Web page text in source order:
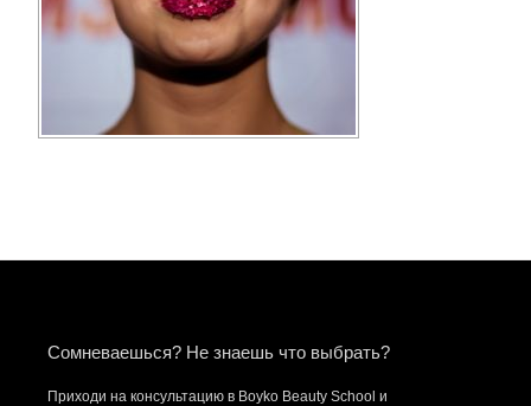
Сомневаешься? Не знаешь что выбрать?
Приходи на консультацию в Boyko Beauty School и